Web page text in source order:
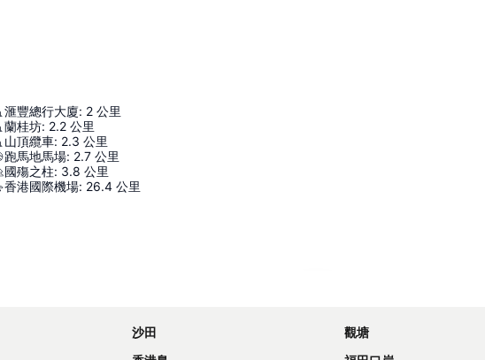
滙豐總行大廈: 2 公里
蘭桂坊: 2.2 公里
山頂纜車: 2.3 公里
跑馬地馬場: 2.7 公里
國殤之柱: 3.8 公里
香港國際機場: 26.4 公里
沙田
觀塘